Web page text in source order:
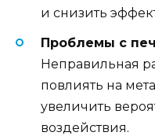
и снизить
Проблемы с
Неправильная
повлиять на
увеличить
воздействия.